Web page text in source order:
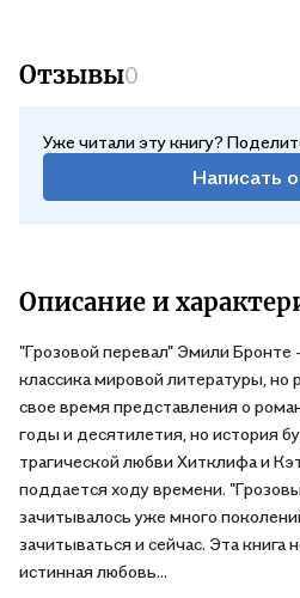
Отзывы0
Уже читали эту книгу?
Написать
Описание и
"Грозовой перевал" Эмили Бронте
классика мировой литературы, но
свое время представления о
годы и десятилетия, но история
трагической любви Хитклифа и
поддается ходу времени.
зачитывалось уже много
зачитываться и сейчас. Эта книга
истинная любовь…